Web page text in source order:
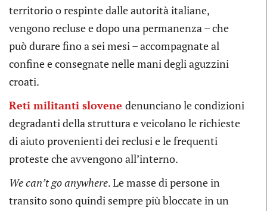
territorio o respinte dalle autorità italiane,
vengono recluse e dopo una permanenza – che
può durare fino a sei mesi – accompagnate al
confine e consegnate nelle mani degli aguzzini
croati.
Reti militanti slovene denunciano le condizioni
degradanti della struttura e veicolano le richieste
di aiuto provenienti dei reclusi e le frequenti
proteste che avvengono all’interno.
We can’t go anywhere. Le masse di persone in
transito sono quindi sempre più bloccate in un